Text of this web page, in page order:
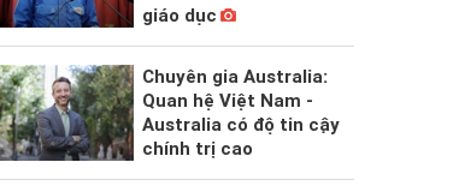
giáo dục
Chuyên gia Australia:
Quan hệ Việt Nam -
Australia có độ tin cậy
chính trị cao